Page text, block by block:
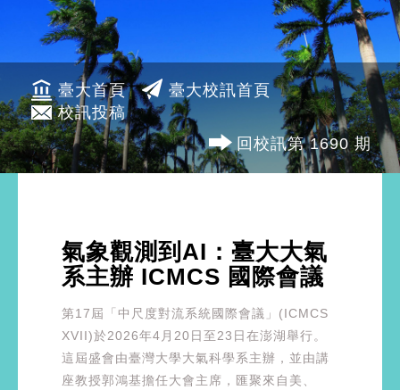
臺大首頁
臺大校訊首頁
校訊投稿
回校訊第 1690 期
氣象觀測到AI：臺大大氣
系主辦 ICMCS 國際會議
第17屆「中尺度對流系統國際會議」(ICMCS
XVII)於2026年4月20日至23日在澎湖舉行。
這屆盛會由臺灣大學大氣科學系主辦，並由講
座教授郭鴻基擔任大會主席，匯聚來自美、